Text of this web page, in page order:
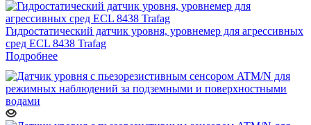
Гидростатический датчик уровня, уровнемер для агрессивных
сред ECL 8438 Trafag
Подробнее